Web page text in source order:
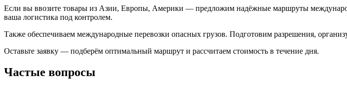
Если вы ввозите товары из Азии, Европы, Америки — предложим надёжные маршруты
ваша логистика под контролем.
Также обеспечиваем международные перевозки опасных грузов. Подготовим разрешения,
Оставьте заявку — подберём оптимальный маршрут и рассчитаем стоимость в течение дня.
Частые вопросы